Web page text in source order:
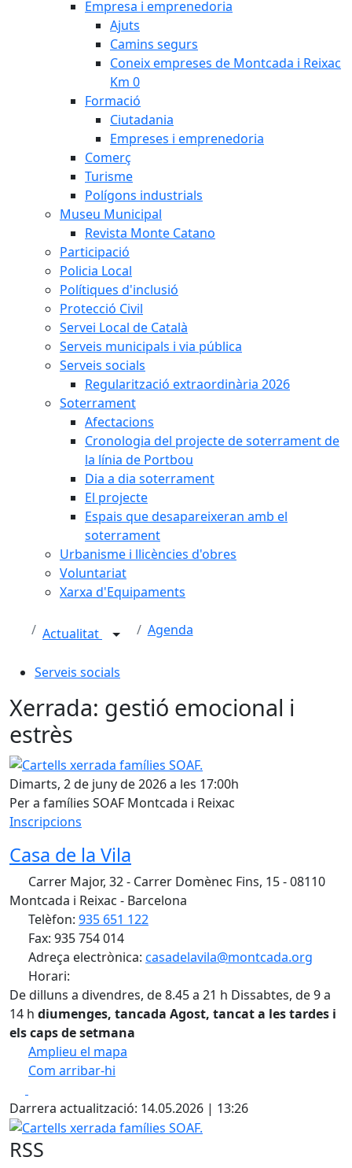
Empresa i emprenedoria
Ajuts
Camins segurs
Coneix empreses de Montcada i Reixac
Km 0
Formació
Ciutadania
Empreses i emprenedoria
Comerç
Turisme
Polígons industrials
Museu Municipal
Revista Monte Catano
Participació
Policia Local
Polítiques d'inclusió
Protecció Civil
Servei Local de Català
Serveis municipals i via pública
Serveis socials
Regularització extraordinària 2026
Soterrament
Afectacions
Cronologia del projecte de soterrament de
la línia de Portbou
Dia a dia soterrament
El projecte
Espais que desapareixeran amb el
soterrament
Urbanisme i llicències d'obres
Voluntariat
Xarxa d'Equipaments
Actualitat Agenda
Serveis socials
Xerrada: gestió emocional i
estrès
Cartells xerrada famílies SOAF.
Dimarts, 2 de juny de 2026 a les 17:00h
Per a famílies SOAF Montcada i Reixac
Inscripcions
Casa de la Vila
Carrer Major, 32 - Carrer Domènec Fins, 15 - 08110
Montcada i Reixac - Barcelona
Telèfon: 935 651 122
Fax: 935 754 014
Adreça electrònica: casadelavila@montcada.org
Horari:
De dilluns a divendres, de 8.45 a 21 h Dissabtes, de 9 a
14 h diumenges, tancada Agost, tancat a les tardes i
els caps de setmana
Amplieu el mapa
Com arribar-hi
+
−
Darrera actualització: 14.05.2026 | 13:26
Cartells xerrada famílies SOAF.
RSS